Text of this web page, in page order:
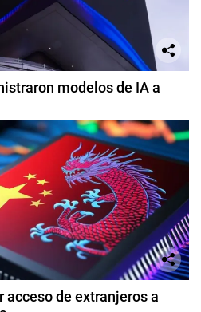
modelos de IA a
de extranjeros a